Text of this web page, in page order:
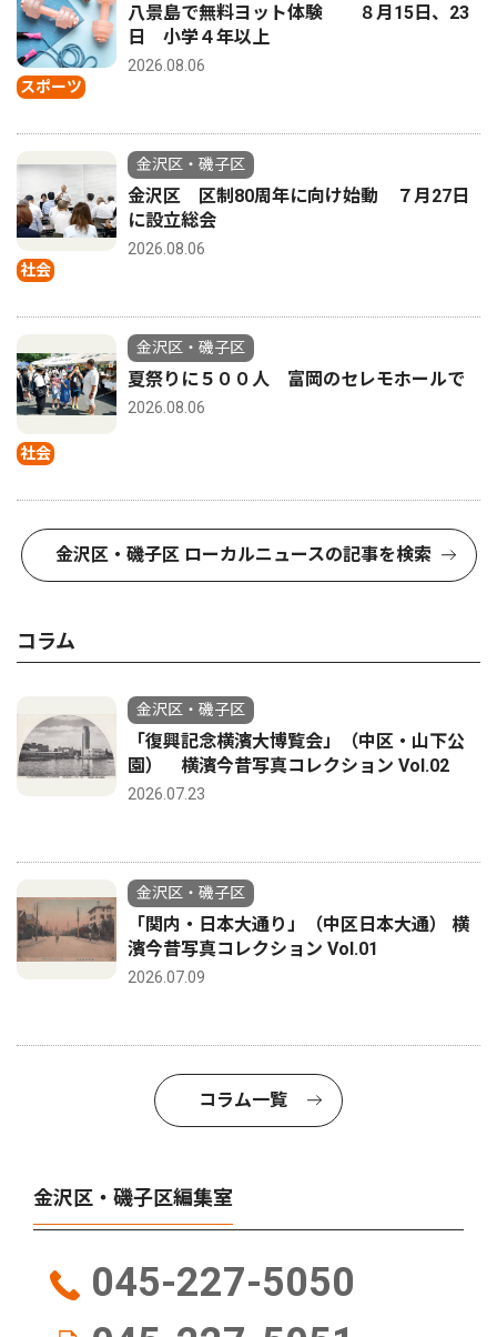
スポーツ
八景島で無料ヨット体験 ８月15日、23
日 小学４年以上
2026.08.06
社会
金沢区・磯子区
金沢区 区制80周年に向け始動 ７月27日
に設立総会
2026.08.06
社会
金沢区・磯子区
夏祭りに５００人 富岡のセレモホールで
2026.08.06
金沢区・磯子区 ローカルニュースの記事を検索
コラム
金沢区・磯子区
「復興記念横濱大博覧会」（中区・山下公
園） 横濱今昔写真コレクション Vol.02
2026.07.23
金沢区・磯子区
「関内・日本大通り」（中区日本大通） 横
濱今昔写真コレクション Vol.01
2026.07.09
コラム一覧
金沢区・磯子区編集室
045-227-5050